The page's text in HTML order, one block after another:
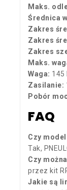
Maks.
Średnica
Zakres
Zakres
Zakres
Maks.
Waga: 145
Zasilanie:
Pobór
FAQ
Czy
Tak,
Czy
przez kit
Jakie są